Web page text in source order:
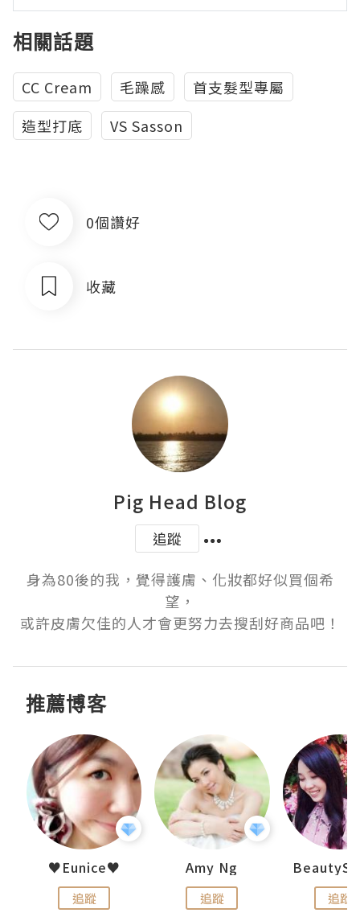
相關話題
CC Cream 毛躁感
首支髮型專屬
造型打底
VS Sasson
0個讚好
收藏
Pig Head Blog
追蹤
身為80後的我，覺得護膚、化妝都好似買個希
望，
或許皮膚欠佳的人才會更努力去搜刮好商品吧！
推薦博客
♥Eunice♥
追蹤
Amy Ng
追蹤 追蹤